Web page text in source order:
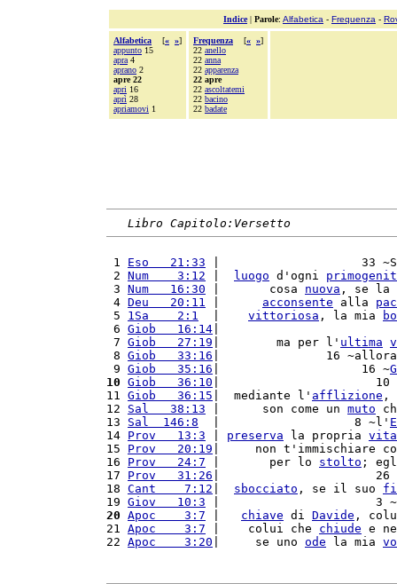
Indice| Parole: Alfabetica - Frequenza -
Alfabetica [« »]
appunto 15
apra 4
aprano 2
apre 22
apri 16
aprì 28
apriamovi 1
Frequenza [« »]
22 anello
22 anna
22 apparenza
22 apre
22 ascoltatemi
22 bacino
22 badate
Libro Capitolo:Versetto
1 Eso   21:33 |                    33
2 Num    3:12 luogo d'ogni
3 Num   16:30 |       cosa nuova , se la
4 Deu   20:11 acconsente alla
5 1Sa    2:1 vittoriosa , la mia
6 Giob   16:14
7 Giob   27:19 |        ma per l' ultima
8 Giob   33:16 |               16
9 Giob   35:16 |                    16 ~
10 Giob   36:10 |                      10
11 Giob   36:15 |  mediante l' afflizione ,
12 Sal   38:13 |      son come un muto
13 Sal  146:8
  |                   8 ~l'
14 Prov   13:3 preserva la propria vita
15 Prov   20:19 |     non t'immischiare
16 Prov   24:7 |       per lo stolto ;
17 Prov   31:26 |                      26
18 Cant    7:12 sbocciato , se il suo
19 Giov   10:3 |                      3
20 Apoc    3:7 chiave di Davide ,
21 Apoc    3:7 |    colui che chiude e
22 Apoc    3:20 |     se uno ode la mia